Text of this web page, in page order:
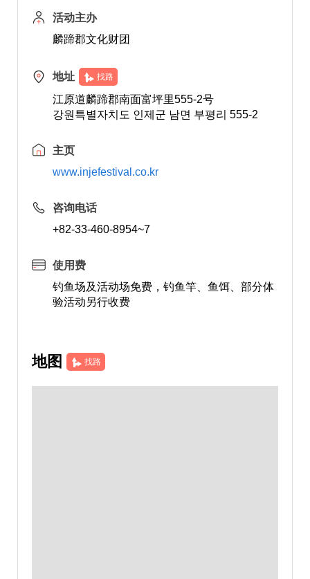
活动主办
麟蹄郡文化财团
地址 找路
江原道麟蹄郡南面富坪里555-2号
강원특별자치도 인제군 남면 부평리 555-2
主页
www.injefestival.co.kr
咨询电话
+82-33-460-8954~7
使用费
钓鱼场及活动场免费，钓鱼竿、鱼饵、部分体
验活动另行收费
地图 找路